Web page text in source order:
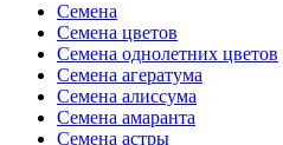
Семена
Семена цветов
Семена однолетних цветов
Семена агератума
Семена алиссума
Семена амаранта
Семена астры